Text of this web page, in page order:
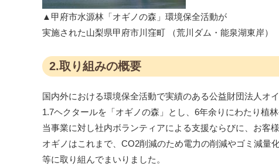
▲甲府市水源林「オギノの森」環境保全活動が
実施された山梨県甲府市川窪町 （荒川ダム・能泉湖東岸）
2.取り組みの概要
国内外における環境保全活動で実績のある公益財団法人オ
1.7ヘクタールを「オギノの森」とし、6年余りにわたり植
当事業に対し社内ボランティアによる支援ならびに、お客
オギノはこれまで、CO2削減のため電力の削減やゴミ減量
等に取り組んでまいりました。